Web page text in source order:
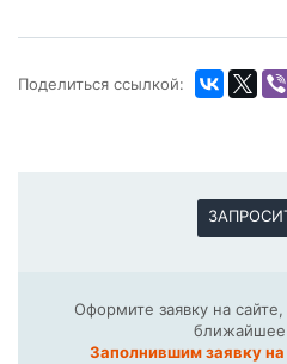
Поделиться ссылкой:
Оформите заявку на
ближайшее
Заполнившим заявку